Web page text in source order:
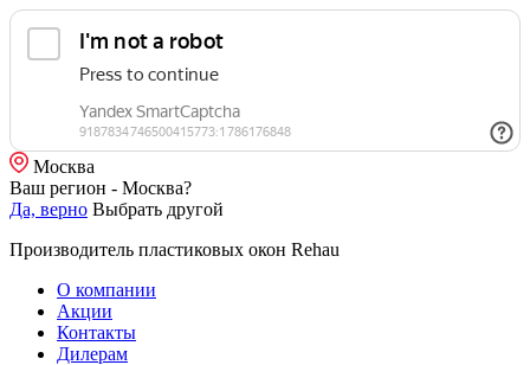
Москва
Ваш регион - Москва?
Да, верно Выбрать другой
Производитель пластиковых окон Rehau
О компании
Акции
Контакты
Дилерам